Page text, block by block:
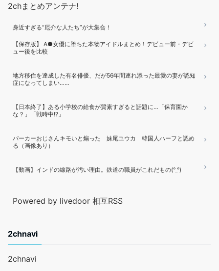
2chまとめアンテナ!
身近すぎる“厄介な人たち”が大集合！
【保存版】 A●女優に堕ちた本物アイドルまとめ！デビュー前・デビ
ュー後を比較
地方移住を達成した有名俳優、だが56年間連れ添った最愛の妻が認知
症になってしまい……
【日本終了】ある小学校の給食が質素すぎると話題に…「保育園か
な？」「戦時中!?」
パーカーおじさんキモいと煽った 妹尾ユウカ 韓国人ハーフと認め
る（画像あり）
【動画】インドの線路が汚い理由。鉄道の職員がこれだもの(°_°)
Powered by livedoor 相互RSS
2chnavi
2chnavi